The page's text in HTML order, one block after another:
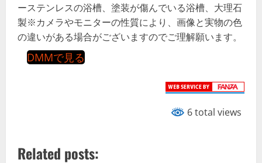
ーステンレスの浴槽、塗装が傷んでいる浴槽、大理石
製※カメラやモニターの性質により、画像と実物の色
の違いがある場合がございますのでご理解願います。
DMMで見る
6 total views
Related posts: